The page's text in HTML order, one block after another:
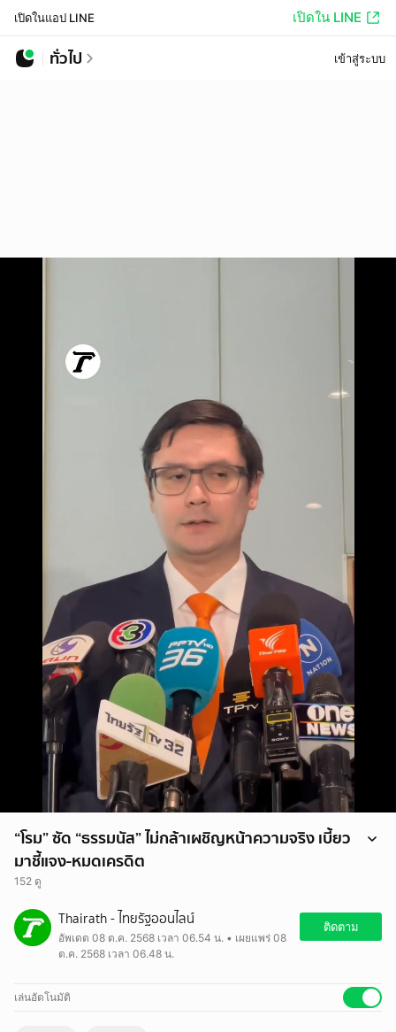
เปิดในแอป LINE เปิดใน LINE
ทั่วไป เข้าสู่ระบบ
“โรม” ซัด “ธรรมนัส” ไม่กล้าเผชิญหน้าความจริง เบี้ยว
มาชี้แจง-หมดเครดิต
152 ดู
“โรม” ซัด “ธรรมนัส” ไม่กล้าเผชิญหน้าความจริง เบี้ยวมาชี้แจง-หมดเครดิต
ชี้ปัญหาใหญ่ ทุนเทากำลังยึดครองประเทศ เตรียมเรียก เบน สมิธ-คนในผัง
มาสอบทั้งหมด มั่นใจมีข้อมูลในมือแน่น
ตามข่าวก่อนใครได้ที่
- LINE Official :
Thairath - ไทยรัฐออนไลน์
อัพเดต 08 ต.ค. 2568 เวลา 06.54 น. • เผยแพร่ 08
ต.ค. 2568 เวลา 06.48 น.
ติดตาม
เล่นอัตโนมัติ